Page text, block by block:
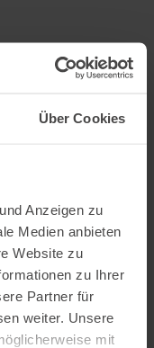
Über Cookies
Anzeigen zu
Medien anbieten
Website zu
zu Ihrer
Partner für
weiter. Unsere
mit
3a, 82024